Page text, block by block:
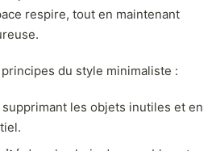
respire, tout en maintenant
du style minimaliste :
supprimant les objets inutiles et en